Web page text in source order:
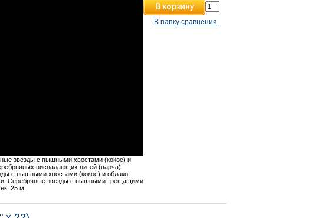
звезды с пышными хвостами (кокос) и
ниспадающих нитей (парча),
с пышными хвостами (кокос) и облако
Серебряные звезды с пышными трещащими
25 м.
В папку сравнения